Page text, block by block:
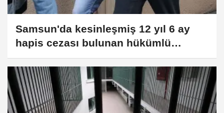
Samsun'da kesinleşmiş 12 yıl 6 ay
hapis cezası bulunan hükümlü
yakalandı